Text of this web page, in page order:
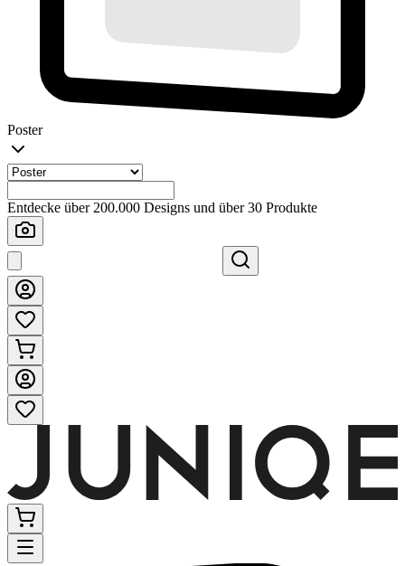
Poster
Entdecke über 200.000 Designs und über 30 Produkte